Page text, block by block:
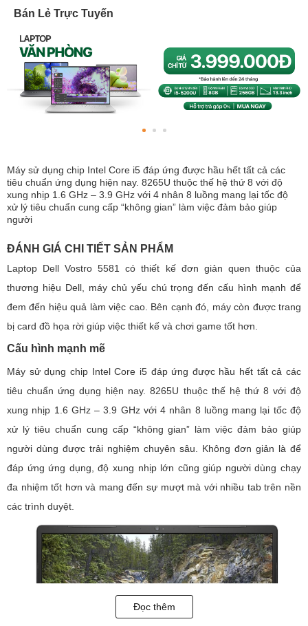
Bán Lẻ Trực Tuyến
Máy sử dụng chip Intel Core i5 đáp ứng được hầu hết tất cả các
tiêu chuẩn ứng dụng hiện nay. 8265U thuộc thế hệ thứ 8 với độ
xung nhịp 1.6 GHz – 3.9 GHz với 4 nhân 8 luồng mang lại tốc độ
xử lý tiêu chuẩn cung cấp “không gian” làm việc đảm bảo giúp
người
ĐÁNH GIÁ CHI TIẾT SẢN PHẨM
Laptop Dell Vostro 5581 có thiết kế đơn giản quen thuộc của
thương hiệu Dell, máy chủ yếu chú trọng đến cấu hình mạnh để
đem đến hiệu quả làm việc cao. Bên cạnh đó, máy còn được trang
bị card đồ họa rời giúp việc thiết kế và chơi game tốt hơn.
Cấu hình mạnh mẽ
Máy sử dụng chip Intel Core i5 đáp ứng được hầu hết tất cả các
tiêu chuẩn ứng dụng hiện nay. 8265U thuộc thế hệ thứ 8 với độ
xung nhịp 1.6 GHz – 3.9 GHz với 4 nhân 8 luồng mang lại tốc độ
xử lý tiêu chuẩn cung cấp “không gian” làm việc đảm bảo giúp
người dùng được trải nghiệm chuyên sâu. Không đơn giản là để
đáp ứng ứng dụng, độ xung nhịp lớn cũng giúp người dùng chạy
đa nhiệm tốt hơn và mang đến sự mượt mà với nhiều tab trên nền
các trình duyệt.
Đọc thêm